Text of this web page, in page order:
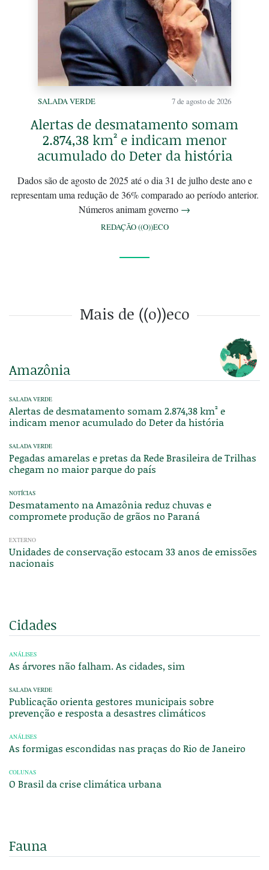
SALADA VERDE 7 de agosto de 2026
Alertas de desmatamento somam
2.874,38 km² e indicam menor
acumulado do Deter da história
Dados são de agosto de 2025 até o dia 31 de julho deste ano e
representam uma redução de 36% comparado ao período anterior.
Números animam governo →
REDAÇÃO ((O))ECO
Mais de ((o))eco
Amazônia
SALADA VERDE
Alertas de desmatamento somam 2.874,38 km² e
indicam menor acumulado do Deter da história
SALADA VERDE
Pegadas amarelas e pretas da Rede Brasileira de Trilhas
chegam no maior parque do país
NOTÍCIAS
Desmatamento na Amazônia reduz chuvas e
compromete produção de grãos no Paraná
EXTERNO
Unidades de conservação estocam 33 anos de emissões
nacionais
Cidades
ANÁLISES
As árvores não falham. As cidades, sim
SALADA VERDE
Publicação orienta gestores municipais sobre
prevenção e resposta a desastres climáticos
ANÁLISES
As formigas escondidas nas praças do Rio de Janeiro
COLUNAS
O Brasil da crise climática urbana
Fauna